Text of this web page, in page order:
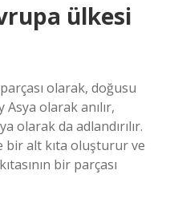
ülkesi
olarak, doğusu
Asya olarak anılır,
olarak da adlandırılır.
bir alt kıta oluşturur ve
bir parçası